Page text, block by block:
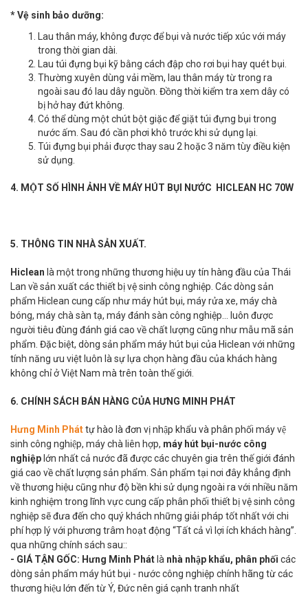
* Vệ sinh bảo dưỡng:
Lau thân máy, không được để bụi và nước tiếp xúc với máy
trong thời gian dài.
Lau túi đựng bụi kỹ bằng cách đập cho rơi bụi hay quét bụi.
Thường xuyên dùng vải mềm, lau thân máy từ trong ra
ngoài sau đó lau dây nguồn. Đồng thời kiểm tra xem dây có
bị hở hay đứt không.
Có thể dùng một chút bột giặc để giặt túi đựng bụi trong
nước ấm. Sau đó cần phơi khô trước khi sử dụng lại.
Túi đựng bụi phải được thay sau 2 hoặc 3 năm tùy điều kiện
sử dụng.
4. MỘT SỐ HÌNH ẢNH VỀ MÁY HÚT BỤI NƯỚC HICLEAN HC 70W
5. THÔNG TIN NHÀ SẢN XUẤT.
Hiclean là một trong những thương hiệu uy tín hàng đầu của Thái
Lan về sản xuất các thiết bị vệ sinh công nghiệp. Các dòng sản
phẩm Hiclean cung cấp như máy hút bụi, máy rửa xe, máy chà
bóng, máy chà sàn tạ, máy đánh sàn công nghiệp... luôn được
người tiêu đùng đánh giá cao về chất lượng cũng như mẫu mã sản
phẩm. Đặc biệt, dòng sản phẩm máy hút bụi của Hiclean với những
tính năng ưu việt luôn là sự lựa chọn hàng đầu của khách hàng
không chỉ ở Việt Nam mà trên toàn thế giới.
6. CHÍNH SÁCH BÁN HÀNG CỦA HƯNG MINH PHÁT
Hưng Minh Pháttự hào là đơn vị nhập khẩu và phân phối máy vệ
sinh công nghiệp, máy chà liên hợp, máy hút bụi-nước công
nghiệp lớn nhất cả nước đã được các chuyên gia trên thế giới đánh
giá cao về chất lượng sản phẩm. Sản phẩm tại nơi đây khẳng định
về thương hiệu cũng như độ bền khi sử dụng ngoài ra với nhiều năm
kinh nghiệm trong lĩnh vực cung cấp phân phối thiết bị vệ sinh công
nghiệp sẽ đưa đến cho quý khách những giải pháp tốt nhất với chi
phí hợp lý với phương trâm hoạt động “Tất cả vì lợi ích khách hàng”.
qua những chính sách sau::
- GIÁ TẬN GỐC: Hưng Minh Phát là nhà nhập khẩu, phân phối các
dòng sản phẩm máy hút bụi - nước công nghiệp chính hãng từ các
thương hiệu lớn đến từ Ý, Đức nên giá cạnh tranh nhất